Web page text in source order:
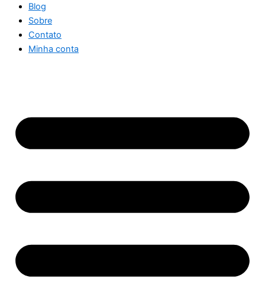
Blog
Sobre
Contato
Minha conta